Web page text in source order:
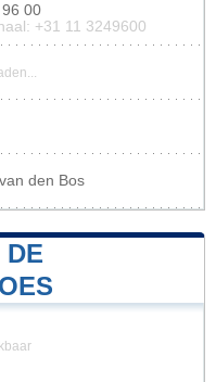
00
+31 11 3249600
den Bos
DE